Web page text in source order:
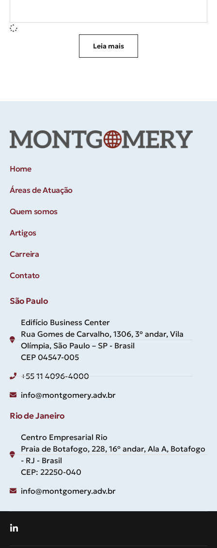
Leia mais
Home
Áreas de Atuação
Quem somos
Artigos
Carreira
Contato
São Paulo
Edifício Business Center
Rua Gomes de Carvalho, 1306, 3º andar, Vila
Olímpia, São Paulo – SP - Brasil
CEP 04547-005
+55 11 4096-4000
info@montgomery.adv.br
Rio de Janeiro
Centro Empresarial Rio
Praia de Botafogo, 228, 16º andar, Ala A, Botafogo
- RJ - Brasil
CEP: 22250-040
info@montgomery.adv.br